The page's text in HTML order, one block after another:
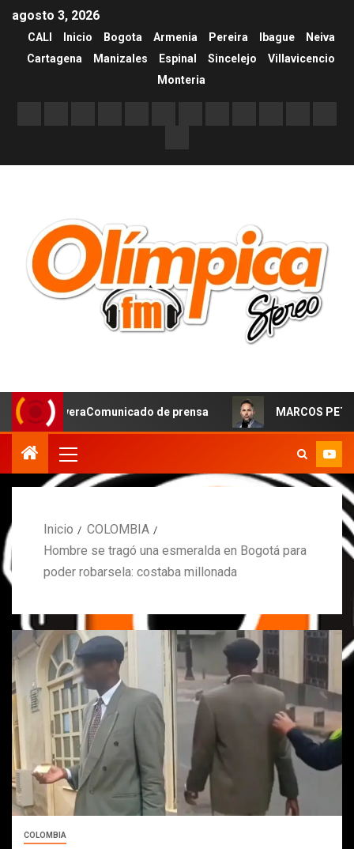
agosto 3, 2026
CALI Inicio Bogota Armenia Pereira Ibague
Neiva
Cartagena
Manizales Espinal Sincelejo
Villavicencio
Monteria
de prensa MARCOS PETRO ACLARA
Inicio
COLOMBIA
Hombre se tragó una esmeralda en Bogotá para
poder robarsela: costaba millonada
COLOMBIA